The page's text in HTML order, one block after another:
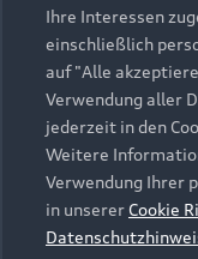
Elektromodelle
Plug-in-Hybride
Gebrauchtwagen
Finanzierung
Aktionen &
Geschäftskunden
Saisonale
Audi Services
Garantie
Audi digital services
myAudi
Support
Kundenservice
Händlersuche
Audi Code
Über Audi
Unternehmen
Karriere
Ihre Interessen
einschließlich
auf "Alle
Verwendung aller
jederzeit in den
Weitere
Verwendung Ihrer
in unserer Cookie